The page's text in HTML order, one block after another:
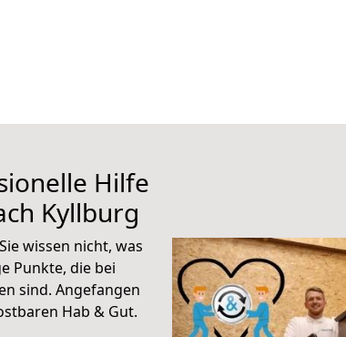
Hilfe
Kyllburg
wissen nicht, was
Punkte, die bei
sind. Angefangen
Hab & Gut.